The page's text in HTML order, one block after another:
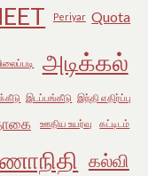
Periyar Quota
அடிக்கல்
இடப்பங்கீடு இந்தி எதிர்ப்பு
ஊதிய உயர்வு கட்டிடம்
கல்வி